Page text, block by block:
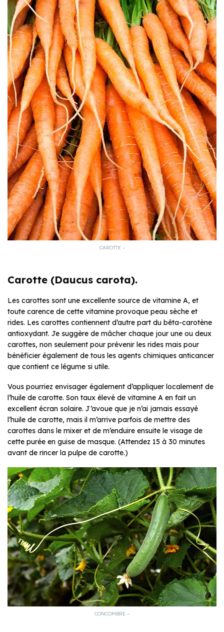
CAROTTE –
Carotte (Daucus carota).
Les carottes sont une excellente source de vitamine A, et
toute carence de cette vitamine provoque peau sèche et
rides. Les carottes contiennent d’autre part du bêta-carotène
antioxydant. Je suggère de mâcher chaque jour une ou deux
carottes, non seulement pour prévenir les rides mais pour
bénéficier également de tous les agents chimiques anticancer
que contient ce légume si utile.
Vous pourriez envisager également d’appliquer localement de
l’huile de carotte. Son taux élevé de vitamine A en fait un
excellent écran solaire. J’avoue que je n’ai jamais essayé
l’huile de carotte, mais il m’arrive parfois de mettre des
carottes dans le mixer et de m’enduire ensuite le visage de
cette purée en guise de masque. (Attendez 15 à 30 minutes
avant de rincer la pulpe de carotte.)
CONCOMBRE –